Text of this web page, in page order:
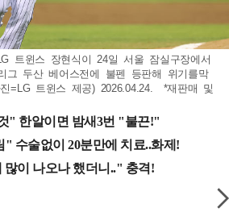
트윈스 장현식이 24일 서울 잠실구장에서
그 두산 베어스전에 불펜 등판해 위기를막
=LG 트윈스 제공) 2026.04.24. *재판매 및